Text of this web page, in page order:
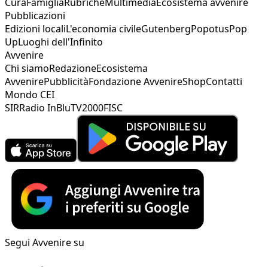
Pubblicazioni
Edizioni localiL'economia civileGutenbergPopotusPop
UpLuoghi dell'Infinito
Avvenire
Chi siamoRedazioneEcosistema
AvvenirePubblicitàFondazione AvvenireShopContatti
Mondo CEI
SIRRadio InBluTV2000FISC
Segui Avvenire su